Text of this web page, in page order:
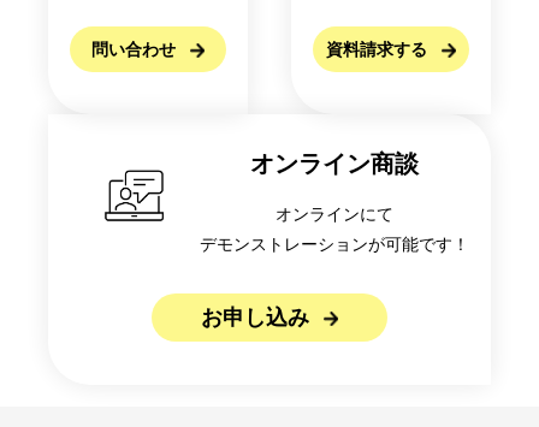
問い合わせ 資料請求する
オンライン商談
オンラインにて
デモンストレーションが可能です！
お申し込み